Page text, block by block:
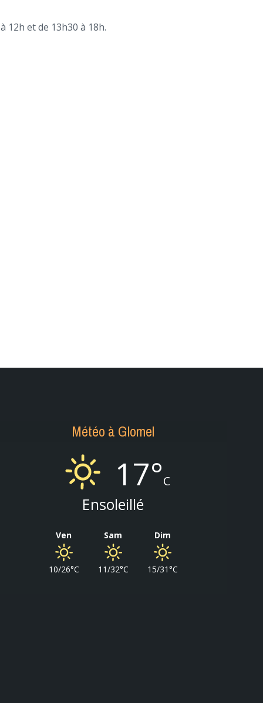
12h et de 13h30 à 18h.
Météo à Glomel
17°C
Ensoleillé
Ven
10/26°C
Sam
11/32°C
Dim
15/31°C